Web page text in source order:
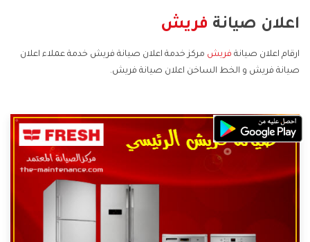
اعلان صيانة فريش
ارقام اعلان صيانة فريش مركز خدمة اعلان صيانة فريش خدمة عملاء اعلان
صيانة فريش و الخط الساخن اعلان صيانة فريش.